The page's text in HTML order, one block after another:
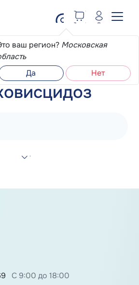
ваш регион? Московская
Да
Нет
пациента Муковисцидоз
С 9:00 до 18:00